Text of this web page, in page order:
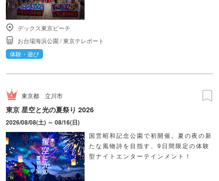
デックス東京ビーチ
お台場海浜公園 /東京テレポート
体験・遊び
東京都 立川市
東京 星空と光の夏祭り 2026
2026/08/08(土) ～ 08/16(日)
国営昭和記念公園で初開催。夏の夜の新
たな風物詩を目指す、9日間限定の体験
型ナイトエンターテインメント！